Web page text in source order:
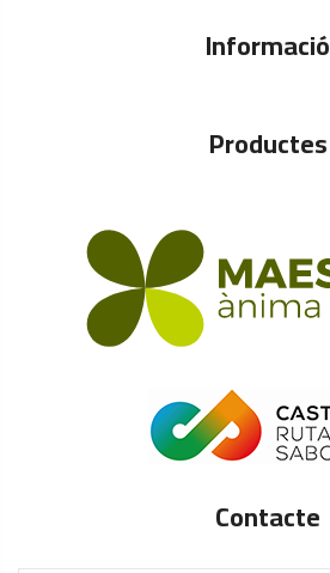
Informació
Productes
Contacte